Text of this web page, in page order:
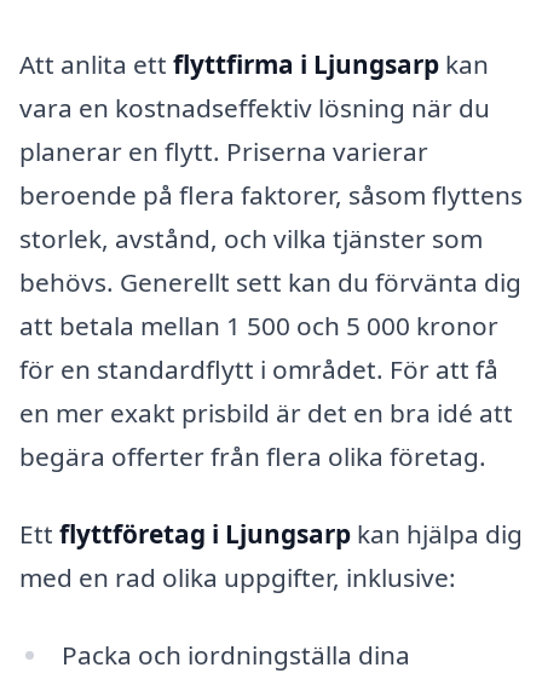
Att anlita ett flyttfirma i Ljungsarp kan
vara en kostnadseffektiv lösning när du
planerar en flytt. Priserna varierar
beroende på flera faktorer, såsom flyttens
storlek, avstånd, och vilka tjänster som
behövs. Generellt sett kan du förvänta dig
att betala mellan 1 500 och 5 000 kronor
för en standardflytt i området. För att få
en mer exakt prisbild är det en bra idé att
begära offerter från flera olika företag.
Ett flyttföretag i Ljungsarp kan hjälpa dig
med en rad olika uppgifter, inklusive:
Packa och iordningställa dina